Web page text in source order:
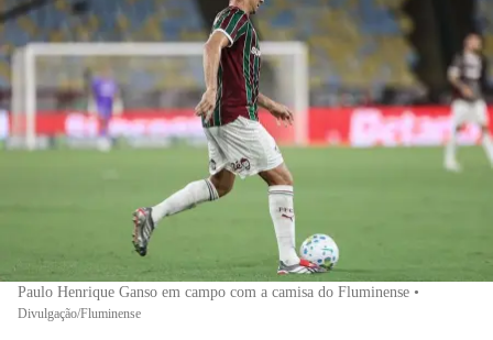
Paulo Henrique Ganso em campo com a camisa do Fluminense •
Divulgação/Fluminense